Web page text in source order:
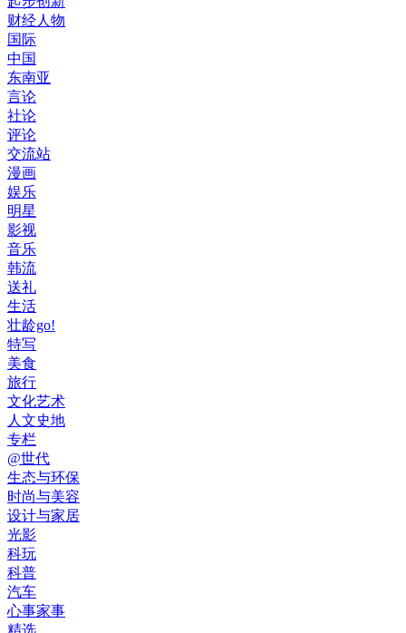
财经人物
国际
中国
东南亚
言论
社论
评论
交流站
漫画
娱乐
明星
影视
音乐
韩流
送礼
生活
壮龄go!
特写
美食
旅行
文化艺术
人文史地
专栏
@世代
生态与环保
时尚与美容
设计与家居
光影
科玩
科普
汽车
心事家事
精选